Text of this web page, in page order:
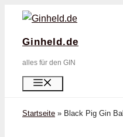
Zum
springen
Ginheld.de
alles für den GIN
Startseite » Black Pig Gin